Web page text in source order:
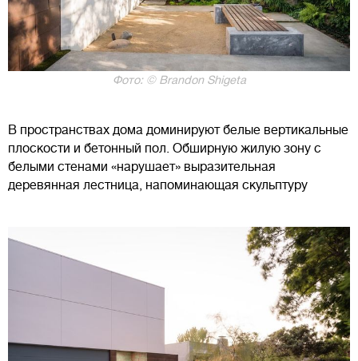
Фото: © Brandon Shigeta
В пространствах дома доминируют белые вертикальные
плоскости и бетонный пол. Обширную жилую зону с
белыми стенами «нарушает» выразительная
деревянная лестница, напоминающая скульптуру